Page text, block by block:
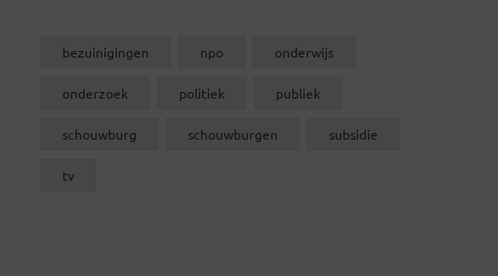
bezuinigingen npo onderwijs
onderzoek politiek publiek
schouwburg schouwburgen subsidie
tv